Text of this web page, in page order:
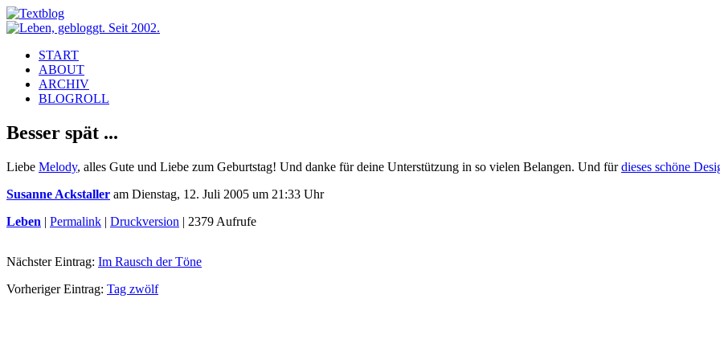
START
ABOUT
ARCHIV
BLOGROLL
Besser spät ...
Liebe Melody, alles Gute und Liebe zum Geburtstag! Und danke für deine Unterstützung in so vielen Belangen. Und fürdieses schöne
Susanne Ackstaller am Dienstag, 12. Juli 2005 um 21:33 Uhr
Leben | Permalink | Druckversion | 2379 Aufrufe
Nächster Eintrag: Im Rausch der Töne
Vorheriger Eintrag: Tag zwölf